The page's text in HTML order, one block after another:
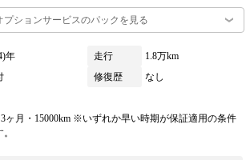
プションサービスのパックを見る
年 走行
1.8万km
修復歴
なし
ヶ月・15000km ※いずれか早い時期が保証適用の条件